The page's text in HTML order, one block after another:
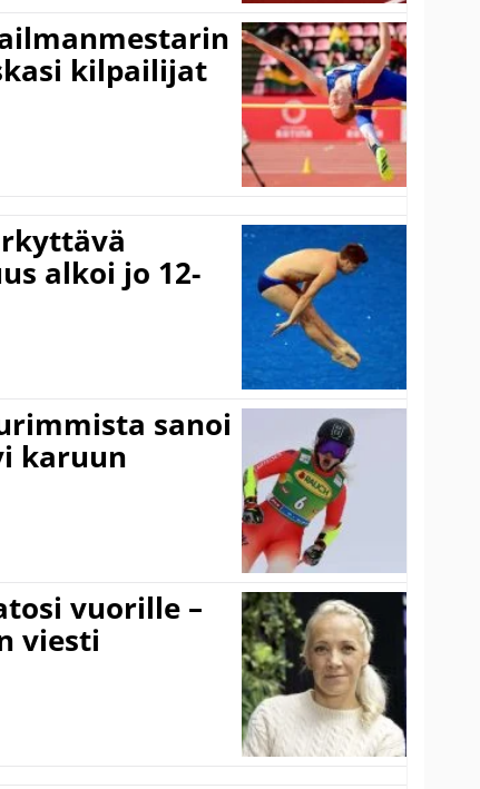
kilpailijat
alkoi jo 12-
sanoi
karuun
vuorille –
viesti